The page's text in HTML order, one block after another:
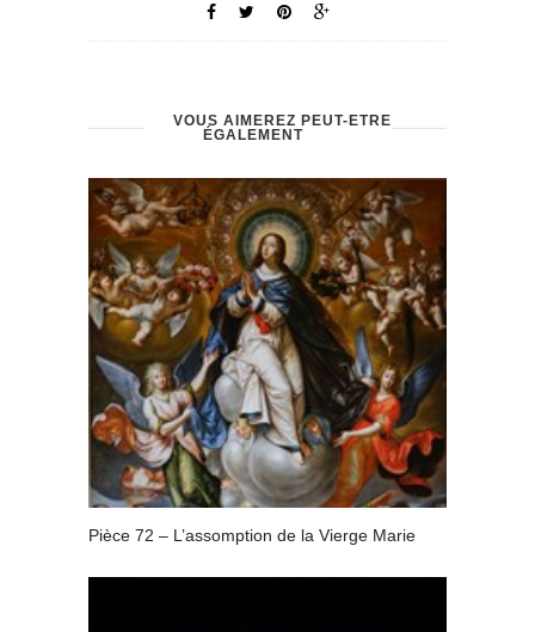
VOUS AIMEREZ PEUT-ÊTRE
ÉGALEMENT
Pièce 72 – L’assomption de la Vierge Marie